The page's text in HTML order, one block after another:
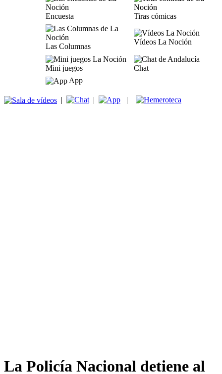
Encuesta Tiras cómicas
Las Columnas
Vídeos La Noción
Mini juegos
Chat
App
| | |
La Policía Nacional detiene al